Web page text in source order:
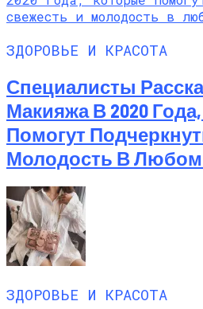
ЗДОРОВЬЕ И КРАСОТА
Специалисты
Макияжа В 2020
Помогут
Молодость В Любом
ЗДОРОВЬЕ И КРАСОТА